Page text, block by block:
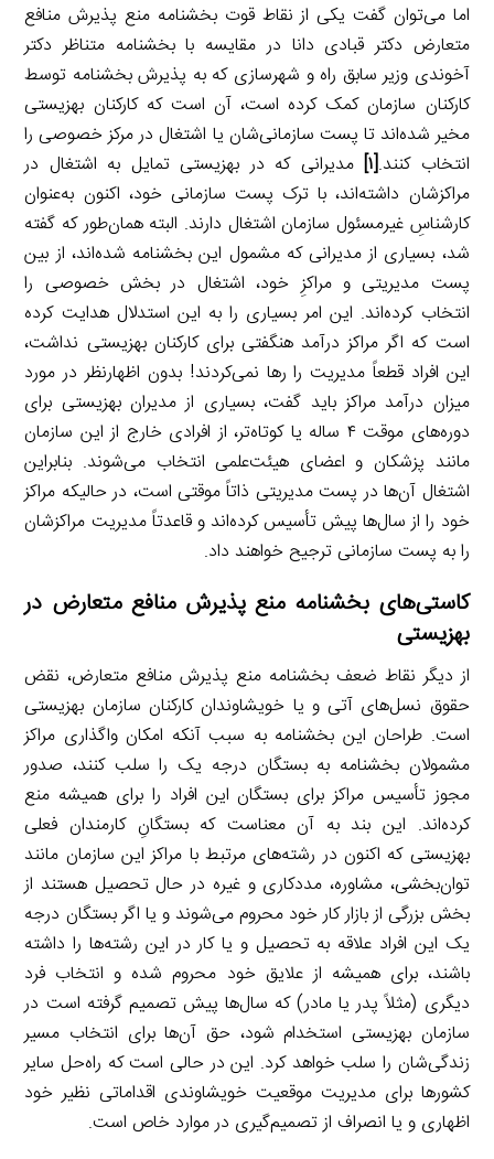
اما می‌توان گفت یکی از نقاط قوت بخشنامه منع پذیرش منافع
متعارض دکتر قبادی دانا در مقایسه با بخشنامه متناظر دکتر
آخوندی وزیر سابق راه و شهرسازی که به پذیرش بخشنامه توسط
کارکنان سازمان کمک کرده است، آن است که کارکنان بهزیستی
مخیر شده‌اند تا پست سازمانی‌شان یا اشتغال در مرکز خصوصی را
انتخاب کنند.[۱]
مدیرانی که در بهزیستی تمایل به اشتغال در
مراکزشان داشته‌اند، با ترک پست سازمانی خود، اکنون به‌عنوان
کارشناسِ غیرمسئول سازمان اشتغال دارند. البته همان‌طور که گفته
شد، بسیاری از مدیرانی که مشمول این بخشنامه شده‌اند، از بین
پست مدیریتی و مراکزِ خود، اشتغال در بخش خصوصی را
انتخاب کرده‌اند. این امر بسیاری را به این استدلال هدایت کرده
است که اگر مراکز درآمد هنگفتی برای کارکنان بهزیستی نداشت،
این افراد قطعاً مدیریت را رها نمی‌کردند! بدون اظهارنظر در مورد
میزان درآمد مراکز باید گفت، بسیاری از مدیران بهزیستی برای
دوره‌های موقت ۴ ساله یا کوتاه‌تر، از افرادی خارج از این سازمان
مانند پزشکان و اعضای هیئت‌علمی انتخاب می‌شوند. بنابراین
اشتغال آن‌ها در پست مدیریتی ذاتاً موقتی است، در حالیکه مراکز
خود را از سال‌ها پیش تأسیس کرده‌اند و قاعدتاً مدیریت مراکزشان
را به پست سازمانی ترجیح خواهند داد.
کاستی‌های بخشنامه منع پذیرش منافع متعارض در
بهزیستی
از دیگر نقاط ضعف بخشنامه منع پذیرش منافع متعارض، نقض
حقوق نسل‌های آتی و یا خویشاوندان کارکنان سازمان بهزیستی
است. طراحان این بخشنامه به سبب آنکه امکان واگذاری مراکز
مشمولان بخشنامه به بستگان درجه یک را سلب کنند، صدور
مجوز تأسیس مراکز برای بستگان این افراد را برای همیشه منع
کرده‌اند. این بند به آن معناست که بستگانِ کارمندان فعلی
بهزیستی که اکنون در رشته‌های مرتبط با مراکز این سازمان مانند
توان‌بخشی، مشاوره، مددکاری و غیره در حال تحصیل هستند از
بخش بزرگی از بازار کار خود محروم می‌شوند و یا اگر بستگان درجه
یک این افراد علاقه به تحصیل و یا کار در این رشته‌ها را داشته
باشند، برای همیشه از علایق خود محروم شده و انتخاب فرد
دیگری (مثلاً پدر یا مادر) که سال‌ها پیش تصمیم گرفته است در
سازمان بهزیستی استخدام شود، حق آن‌ها برای انتخاب مسیر
زندگی‌شان را سلب خواهد کرد. این در حالی است که راه‌حل سایر
کشورها برای مدیریت موقعیت خویشاوندی اقداماتی نظیر خود
اظهاری و یا انصراف از تصمیم‌گیری در موارد خاص است.